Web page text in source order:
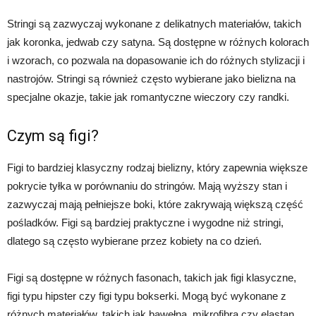
Stringi są zazwyczaj wykonane z delikatnych materiałów, takich
jak koronka, jedwab czy satyna. Są dostępne w różnych kolorach
i wzorach, co pozwala na dopasowanie ich do różnych stylizacji i
nastrojów. Stringi są również często wybierane jako bielizna na
specjalne okazje, takie jak romantyczne wieczory czy randki.
Czym są figi?
Figi to bardziej klasyczny rodzaj bielizny, który zapewnia większe
pokrycie tyłka w porównaniu do stringów. Mają wyższy stan i
zazwyczaj mają pełniejsze boki, które zakrywają większą część
pośladków. Figi są bardziej praktyczne i wygodne niż stringi,
dlatego są często wybierane przez kobiety na co dzień.
Figi są dostępne w różnych fasonach, takich jak figi klasyczne,
figi typu hipster czy figi typu bokserki. Mogą być wykonane z